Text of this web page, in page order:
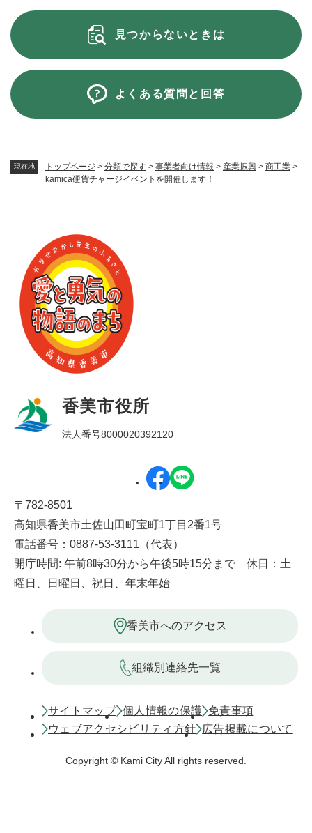
現在地 トップページ > 分類で探す > 事業者向け情報 > 産業振興 > 商工業 >
kamica硬貨チャージイベントを開催します！
見つからないときは
よくある質問と回答
香美市役所
法人番号8000020392120
〒782-8501
高知県香美市土佐山田町宝町1丁目2番1号
電話番号：0887-53-3111（代表）
開庁時間: 午前8時30分から午後5時15分まで 休日：土
曜日、日曜日、祝日、年末年始
香美市へのアクセス
組織別連絡先一覧
サイトマップ 個人情報の保護 免責事項
ウェブアクセシビリティ方針
広告掲載について
Copyright © Kami City All rights reserved.